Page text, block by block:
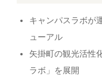
キャンパスラボが
ューアル
矢掛町の観光活性
ラボ」を展開